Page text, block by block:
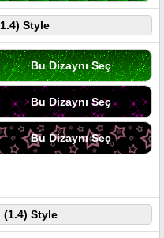
Style
Bu Dizaynı Seç
Bu Dizaynı Seç
Bu Dizaynı Seç
Style